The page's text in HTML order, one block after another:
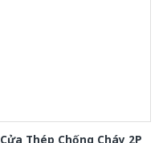
Cửa Thép Chống Cháy 2P